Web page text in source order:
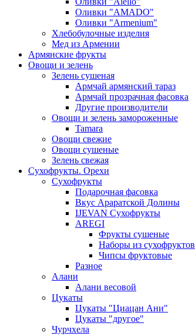
Оливки "AMADO"
Оливки "Armenium"
Хлебобулочные изделия
Мед из Армении
Армянские фрукты
Овощи и зелень
Зелень сушеная
Армчай армянский тараз
Армчай прозрачная фасовка
Другие производители
Овощи и зелень замороженные
Tamara
Овощи свежие
Овощи сушеные
Зелень свежая
Сухофрукты. Орехи
Сухофрукты
Подарочная фасовка
Вкус Араратской Долины
IJEVAN Сухофрукты
AREGI
Фрукты сушеные
Наборы из сухофруктов
Чипсы фруктовые
Разное
Алани
Алани весовой
Цукаты
Цукаты "Циацан Ани"
Цукаты "другое"
Чурчхела